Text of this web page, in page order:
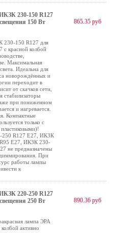
230-150 R127
150 Вт
230-150 R127 для
с красной колбой
Максимальная
Идеальна для
новорождённых и
переходит в
от скачков сети,
стабилизаторы
при пониженном
и нагревается.
Компактные
только с
250 R127 E27, ИКЗК
E27, ИКЗК 230-
не предназначены
диммирования. При
работы лампы
к
865.35 руб
220-250 R127
250 Вт
лампа ЭРА
активно
890.36 руб